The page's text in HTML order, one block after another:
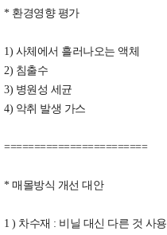
* 환경영향 평가
1) 사체에서 흘러나오는 액체
2) 침출수
3) 병원성 세균
4) 악취 발생 가스
========================
* 매몰방식 개선 대안
1 ) 차수재 : 비닐 대신 다른 것 사용